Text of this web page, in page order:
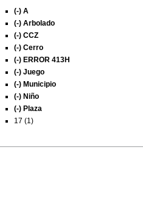
(-) A
(-) Arbolado
(-) CCZ
(-) Cerro
(-) ERROR 413H
(-) Juego
(-) Municipio
(-) Niño
(-) Plaza
17 (1)